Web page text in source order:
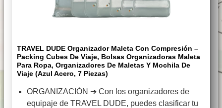
TRAVEL DUDE Organizador Maleta Con Compresión –
Packing Cubes De Viaje, Bolsas Organizadoras Maleta
Para Ropa, Organizadores De Maletas Y Mochila De
Viaje (Azul Acero, 7 Piezas)
ORGANIZACIÓN ➔ Con los organizadores de
equipaje de TRAVEL DUDE, puedes clasificar tu